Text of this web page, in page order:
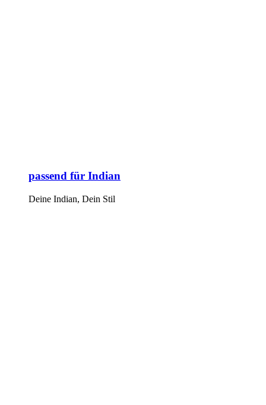
passend für Indian
Deine Indian, Dein Stil